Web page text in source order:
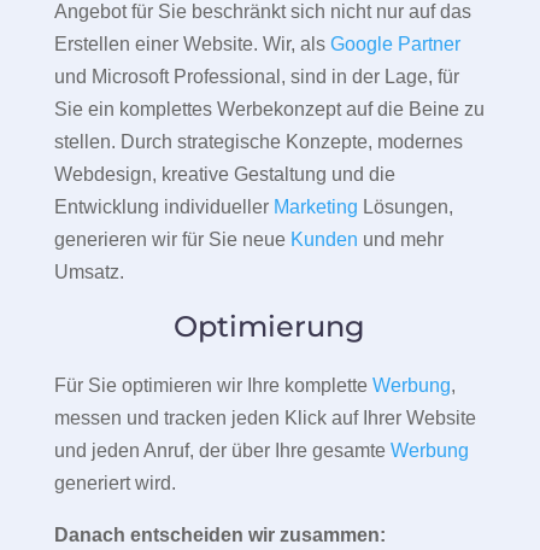
Angebot für Sie beschränkt sich nicht nur auf das
Erstellen einer Website. Wir, als Google Partner
und Microsoft Professional, sind in der Lage, für
Sie ein komplettes Werbekonzept auf die Beine zu
stellen. Durch strategische Konzepte, modernes
Webdesign, kreative Gestaltung und die
Entwicklung individueller Marketing Lösungen,
generieren wir für Sie neue Kunden und mehr
Umsatz.
Optimierung
Für Sie optimieren wir Ihre komplette Werbung,
messen und tracken jeden Klick auf Ihrer Website
und jeden Anruf, der über Ihre gesamte Werbung
generiert wird.
Danach entscheiden wir zusammen: